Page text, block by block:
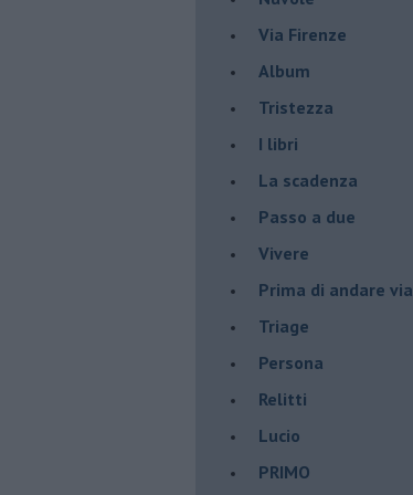
Via Firenze
Album
Tristezza
I libri
La scadenza
Passo a due
Vivere
Prima di andare via
Triage
Persona
Relitti
Lucio
PRIMO